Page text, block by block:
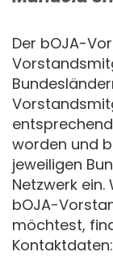
Der bOJA-
worden und
jeweiligen
Netzwerk
bOJA-
möchtest,
Kontaktdaten: